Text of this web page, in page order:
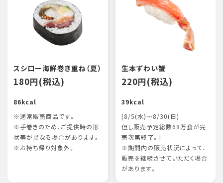
スシロー海鮮巻き重ね（夏）
180円(税込)
86kcal
※通常販売商品です。
※手巻きのため、ご提供時の形
状等が異なる場合があります。
※お持ち帰り対象外。
生本ずわい蟹
220円(税込)
39kcal
[8/5(水)～8/30(日)
但し販売予定総数68万食が完
売次第終了。]
※期間内の販売状況によって、
販売を継続させていただく場合
があります。